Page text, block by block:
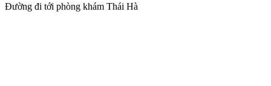
Đường đi tới phòng khám Thái Hà